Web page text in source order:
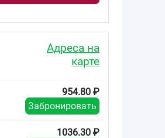
Адреса на
карте
954.80 ₽
Забронировать
1036.30 ₽